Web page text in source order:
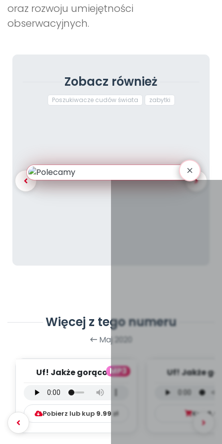
oraz rozwoju umiejętności
obserwacyjnych.
Zobacz również
Poszukiwacze cudów świata zabytki
Więcej z tego numeru
Maj 2020
MP3
Uf! Jakże gorąco! -
(PD, mp3)
Pobierz lub kup 9.99 zł
Uf! Jakże
mp3)
Kup 9.99